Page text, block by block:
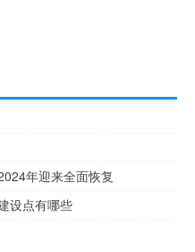
年迎来全面恢复
设点有哪些